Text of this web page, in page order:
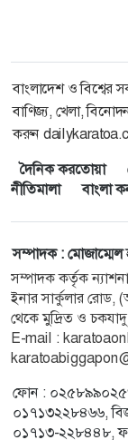
বাংলাদেশ ও বিশ্বের
বাণিজ্য, খেলা,
করুন
দৈনিক করতোয়া
নীতিমালা
বাংলা
সম্পাদক :
সম্পাদক কর্তৃক
ইনার সার্কুলার রোড,
থেকে মুদ্রিত ও
E-mail :
ফোন :
০১৭১৩২২৮৪৬৬,
০১৭১৩-২২৮৪৪৮,